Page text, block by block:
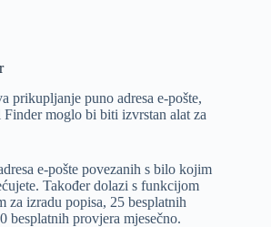
prikupljanje puno adresa e-pošte,
moglo bi biti izvrstan alat za
e-pošte povezanih s bilo kojim
Također dolazi s funkcijom
za izradu popisa, 25 besplatnih
besplatnih provjera mjesečno.